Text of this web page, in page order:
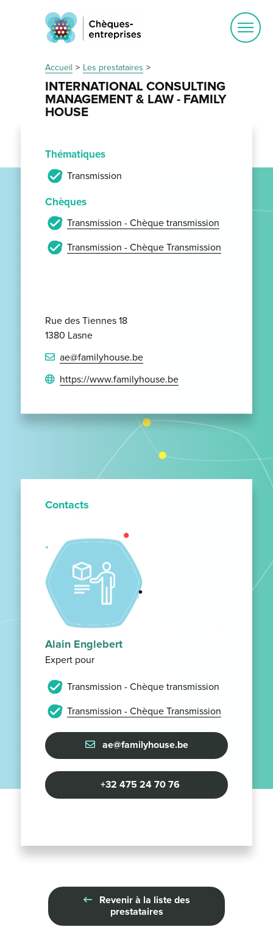
Accueil Les prestataires
INTERNATIONAL CONSULTING
MANAGEMENT & LAW - FAMILY
HOUSE
Thématiques
Transmission
Chèques
Transmission - Chèque transmission
Transmission - Chèque Transmission
Rue des Tiennes 18
1380 Lasne
ae@familyhouse.be
https://www.familyhouse.be
Contacts
Alain Englebert
Expert pour
Transmission - Chèque transmission
Transmission - Chèque Transmission
ae@familyhouse.be
+32 475 24 70 76
Revenir à la liste des
prestataires
Ouvrir
le